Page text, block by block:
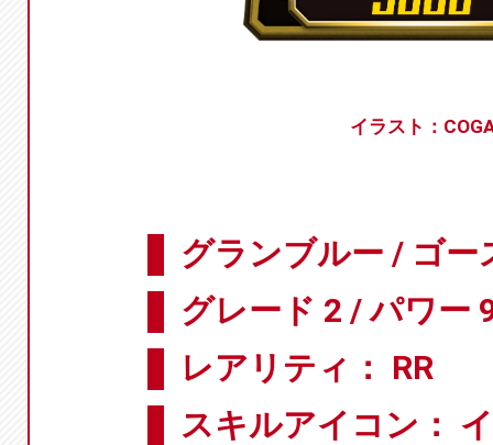
イラスト：
グランブルー / ゴー
グレード 2 / パワー
レアリティ： RR
スキルアイコン：